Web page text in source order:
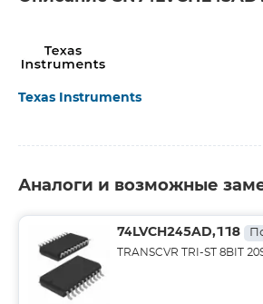
Texas Instruments
Аналоги и возможные
74LVCH245AD,118
TRANSCVR TRI-ST 8BIT